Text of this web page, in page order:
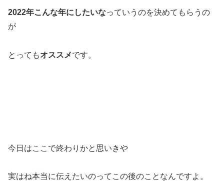
2022年こんな年にしたいなっていうのを決めてもらうの
が
とってもオススメです。
今日はここで終わりかと思いきや
実はね本当に伝えたいのってこの後のことなんですよ。